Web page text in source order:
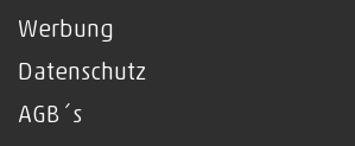
Werbung
Datenschutz
AGB´s